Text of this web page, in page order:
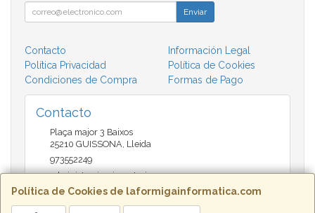
Política de Cookies de laformigainformatica.com
Enviar
Contacto
Información Legal
Política Privacidad
Política de Cookies
Condiciones de Compra
Formas de Pago
Contacto
Plaça major 3 Baixos
25210 GUISSONA Lleida
973552249
administracio@insectari.com